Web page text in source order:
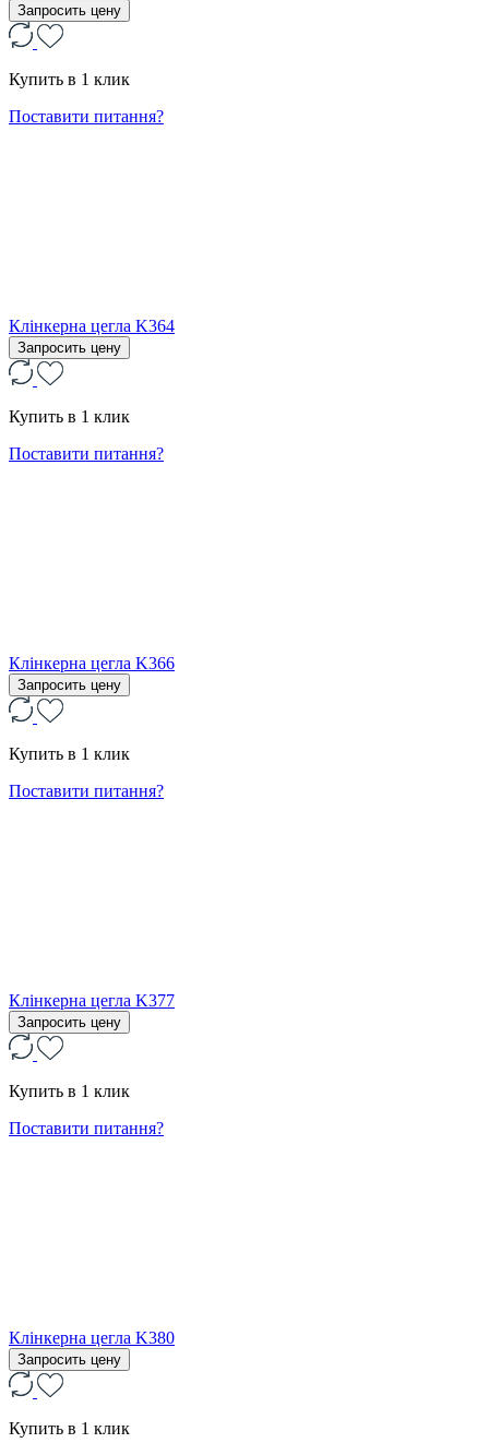
Запросить цену
Купить в 1 клик
Поставити питання?
Клінкерна цегла K364
Запросить цену
Купить в 1 клик
Поставити питання?
Клінкерна цегла K366
Запросить цену
Купить в 1 клик
Поставити питання?
Клінкерна цегла K377
Запросить цену
Купить в 1 клик
Поставити питання?
Клінкерна цегла K380
Запросить цену
Купить в 1 клик